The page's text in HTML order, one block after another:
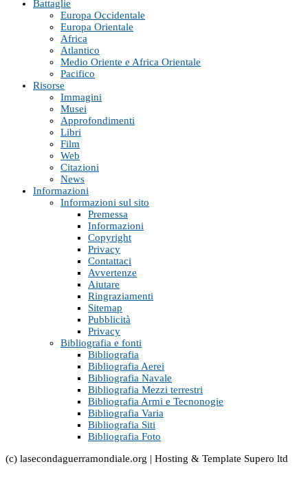
Battaglie
Europa Occidentale
Europa Orientale
Africa
Atlantico
Medio Oriente e Africa Orientale
Pacifico
Risorse
Immagini
Musei
Approfondimenti
Libri
Film
Web
Citazioni
News
Informazioni
Informazioni sul sito
Premessa
Informazioni
Copyright
Privacy
Contattaci
Avvertenze
Aiutare
Ringraziamenti
Sitemap
Pubblicità
Privacy
Bibliografia e fonti
Bibliografia
Bibliografia Aerei
Bibliografia Navale
Bibliografia Mezzi terrestri
Bibliografia Armi e Tecnonogie
Bibliografia Varia
Bibliografia Siti
Bibliografia Foto
(c) lasecondaguerramondiale.org | Hosting & Template Supero ltd